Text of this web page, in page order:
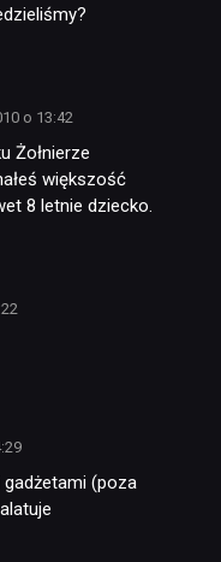
o 13:42
Żołnierze
większość
8 letnie dziecko.
(poza